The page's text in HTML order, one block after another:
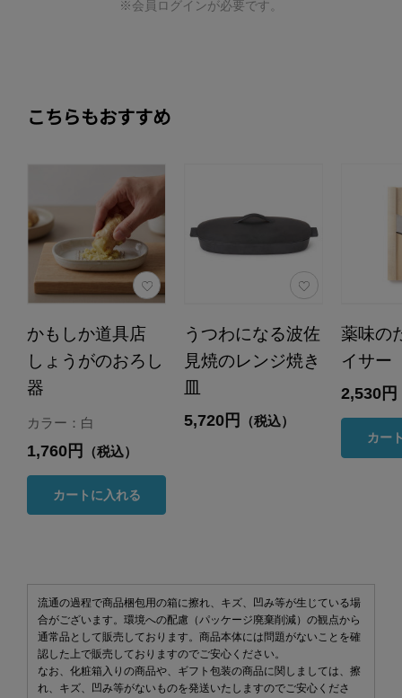
※会員ログインが必要です。
こちらもおすすめ
かもしか道具店
しょうがのおろし
器
カラー：白
1,760円 （税込）
カートに入れる
うつわになる波佐
見焼のレンジ焼き
皿
5,720円 （税込）
薬味の
イサー
2,530円
カー
流通の過程で商品梱包用の箱に擦れ、キズ、凹み等が生じている場
合がございます。環境への配慮（パッケージ廃棄削減）の観点から
通常品として販売しております。商品本体には問題がないことを確
認した上で販売しておりますのでご安心ください。
なお、化粧箱入りの商品や、ギフト包装の商品に関しましては、擦
れ、キズ、凹み等がないものを発送いたしますのでご安心くださ